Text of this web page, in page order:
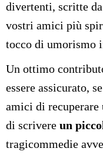
divertenti, scritte
vostri amici più
tocco di umorismo
Un ottimo
essere assicurato,
amici di recuperare
di scrivere un
tragicommedie